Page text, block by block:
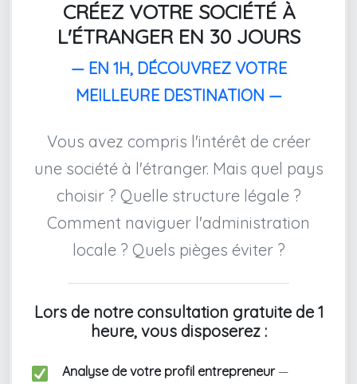
CRÉEZ VOTRE SOCIÉTÉ À
L'ÉTRANGER EN 30 JOURS
— EN 1H, DÉCOUVREZ VOTRE
MEILLEURE DESTINATION —
Vous avez compris l'intérêt de créer
une société à l'étranger. Mais quel pays
choisir ? Quelle structure légale ?
Comment naviguer l'administration
locale ? Quels pièges éviter ?
Lors de notre consultation gratuite de 1
heure, vous disposerez :
Analyse de votre profil entrepreneur —